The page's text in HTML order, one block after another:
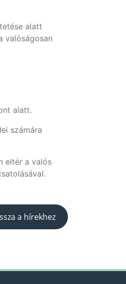
alatt
valóságosan
alatt.
számára
eltér a valós
a hírekhez